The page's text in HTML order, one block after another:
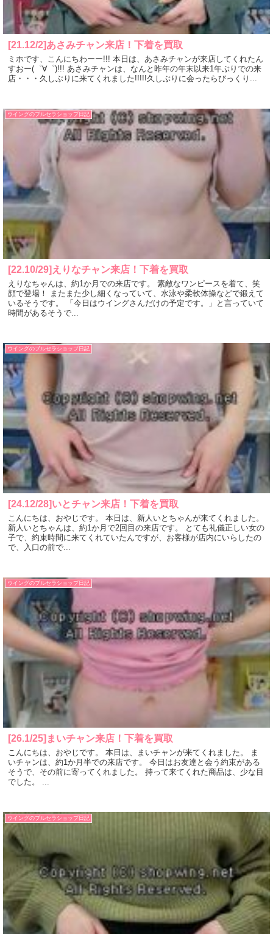
[21.12/2]あさみチャン来店！下着を買取
ミホです、こんにちわーー!!! 本日は、あさみチャンが来店してくれたん
すおー(゜∀゜)!!! あさみチャンは、なんと昨年の年末以来1年ぶりでの来
店・・・久しぶりに来てくれました!!!!!久しぶりに会ったらびっくり...
ウイングのブルセラショップ日記
[22.10/29]えりなチャン来店！下着を買取
えりなちゃんは、約1か月での来店です。 素敵なワンピースを着て、笑
顔で登場！ またまた少し細くなっていて、水泳や柔軟体操などで鍛えて
いるそうです。 「今日はウイングさんだけの予定です。」と言っていて
時間があるそうで...
ウイングのブルセラショップ日記
[24.12/28]いとチャン来店！下着を買取
こんにちは、おやじです。 本日は、新人いとちゃんが来てくれました。
新人いとちゃんは、約1か月で2回目の来店です。 とても礼儀正しい女の
子で、約束時間に来てくれていたんですが、お客様が店内にいらしたの
で、入口の前で...
ウイングのブルセラショップ日記
[26.1/25]まいチャン来店！下着を買取
こんにちは、おやじです。 本日は、まいチャンが来てくれました。 ま
いチャンは、約1か月半での来店です。 今日はお友達と会う約束がある
そうで、その前に寄ってくれました。 持って来てくれた商品は、少な目
でした。 ...
ウイングのブルセラショップ日記